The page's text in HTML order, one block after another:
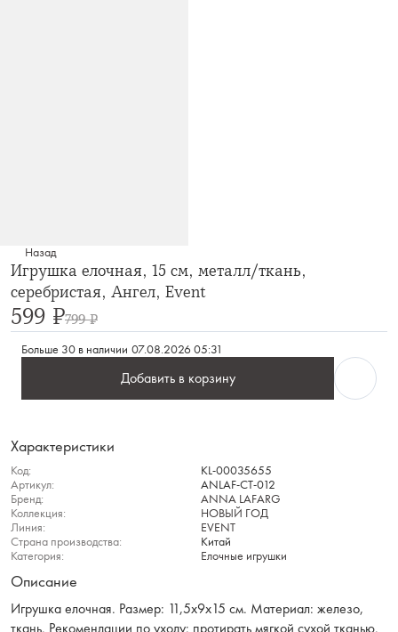
Назад
Игрушка елочная, 15 см, металл/ткань,
серебристая, Ангел, Event
599 ₽799 ₽
Больше 30 в наличии 07.08.2026 05:31
Добавить в корзину
Характеристики
Код:
KL-00035655
Артикул:
ANLAF-CT-012
Бренд:
ANNA LAFARG
Коллекция:
НОВЫЙ ГОД
Линия:
EVENT
Страна производства:
Китай
Категория:
Елочные игрушки
Описание
Игрушка елочная. Размер: 11,5х9х15 см. Материал: железо,
ткань. Рекомендации по уходу: протирать мягкой сухой тканью.